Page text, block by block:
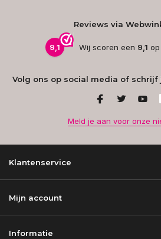
Reviews via
9,1 Wij scoren een 9,1 op
Volg ons op social media of
Meld je aan voor onze
Klantenservice
Mijn account
Informatie